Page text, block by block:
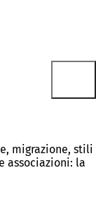
migrazione, stili
associazioni: la